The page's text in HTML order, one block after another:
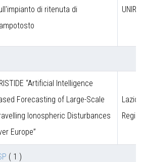
di ritenuta di
“Artificial Intelligence
Forecasting of Large-Scale
Ionospheric Disturbances
Europe”
Lazio
( 1 )